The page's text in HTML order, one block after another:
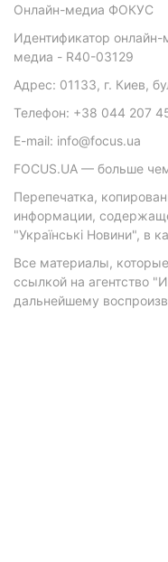
Онлайн-медиа ФОКУС
Идентификатор
медиа - R40-03129
Адрес: 01133, г. Киев,
Телефон: +38 044 207
E-mail: info@focus.ua
FOCUS.UA — больше
Перепечатка,
информации,
"Українські Новини", в
Все материалы,
ссылкой на агентство
дальнейшему